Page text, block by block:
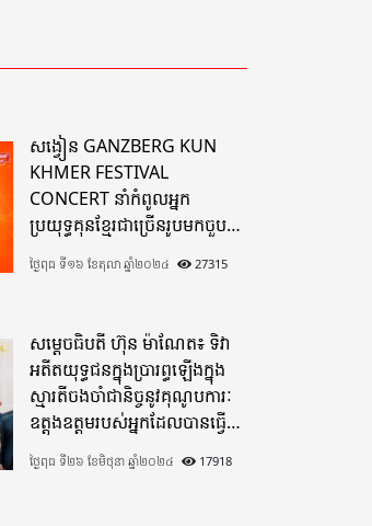
សង្វៀន GANZBERG KUN
KHMER FESTIVAL
CONCERT នាំកំពូលអ្នក
ប្រយុទ្ធគុនខ្មែរជាច្រើនរូបមកចួប
គ្នាលើសង្វៀនគុនខ្មែរតែមួយដ៏
អស្ចារ្យលើទឹកដីខេត្តបាត់ដំបង
ថ្ងៃពុធ ទី១៦ ខែតុលា ឆ្នាំ២០២៤ 27315
សម្តេចធិបតី ហ៊ុន ម៉ាណែត៖ ទិវា
អតីតយុទ្ធជនក្នុងប្រារព្ធឡើងក្នុង
ស្មារតីចងចាំជានិច្ចនូវគុណូបការៈ
ឧត្តុងឧត្តមរបស់អ្នកដែលបានធ្វើ
មហាពលីកម្ម
ថ្ងៃពុធ ទី២៦ ខែមិថុនា ឆ្នាំ២០២៤ 17918